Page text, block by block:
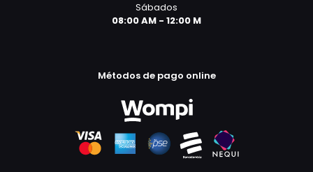
Sábados
08:00 AM - 12:00 M
Métodos de pago online